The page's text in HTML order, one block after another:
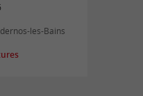
les-Bains